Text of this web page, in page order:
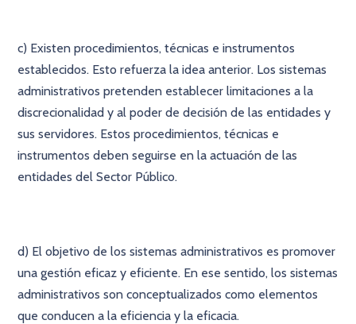
c) Existen procedimientos, técnicas e instrumentos
establecidos. Esto refuerza la idea anterior. Los sistemas
administrativos pretenden establecer limitaciones a la
discrecionalidad y al poder de decisión de las entidades y
sus servidores. Estos procedimientos, técnicas e
instrumentos deben seguirse en la actuación de las
entidades del Sector Público.
d) El objetivo de los sistemas administrativos es promover
una gestión eficaz y eficiente. En ese sentido, los sistemas
administrativos son conceptualizados como elementos
que conducen a la eficiencia y la eficacia.